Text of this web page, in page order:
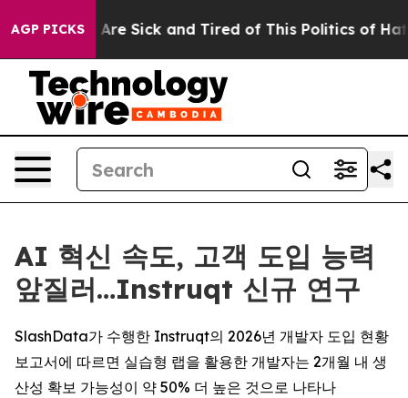
AGP PICKSAre Sick and Tired of This Politics of Hatred”
AI 혁신 속도, 고객 도입 능력
앞질러…Instruqt 신규 연구
SlashData가 수행한 Instruqt의 2026년 개발자 도입 현황
보고서에 따르면 실습형 랩을 활용한 개발자는 2개월 내 생
산성 확보 가능성이 약 50% 더 높은 것으로 나타나